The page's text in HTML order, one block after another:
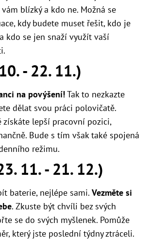
blízký a kdo ne. Možná se
kdy budete muset řešit, kdo je
kdo se jen snaží využít vaší
- 22. 11.)
na povýšení!Tak to nezkazte
dělat svou práci polovičatě.
získáte lepší pracovní pozici,
Bude s tím však také spojená
režimu.
11. - 21. 12.)
baterie, nejlépe sami. Vezměte si
. Zkuste být chvíli bez svých
se do svých myšlenek. Pomůže
který jste poslední týdny ztráceli.